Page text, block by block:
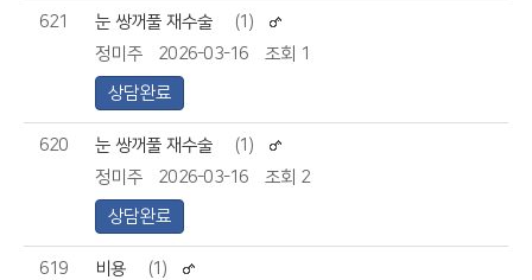
621 눈 쌍꺼풀 재수술
(1)
정미주
2026-03-16
조회 1
상담완료
620 눈 쌍꺼풀 재수술
(1)
정미주
2026-03-16
조회 2
상담완료
619 비용
(1)